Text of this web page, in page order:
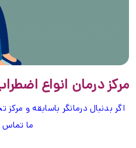
مرکز درمان انواع
اگر بدنبال درمانگر باسابقه و
ما تماس